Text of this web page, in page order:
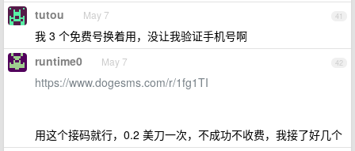
41
tutou May 7
我 3 个免费号换着用，没让我验证手机号啊
42
runtime0 May 7
https://www.dogesms.com/r/1fg1TI
用这个接码就行，0.2 美刀一次，不成功不收费，我接了好几个